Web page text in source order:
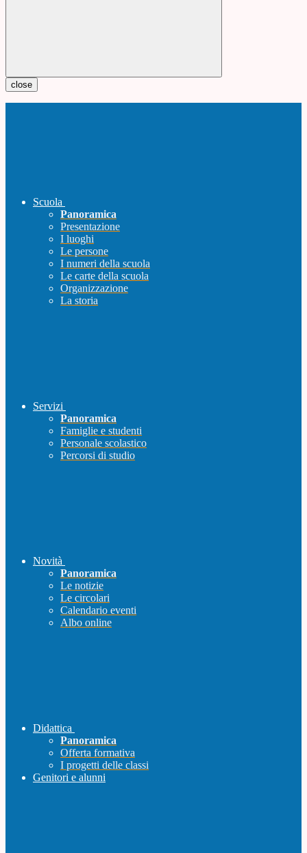
close
Scuola
Panoramica
Presentazione
I luoghi
Le persone
I numeri della scuola
Le carte della scuola
Organizzazione
La storia
Servizi
Panoramica
Famiglie e studenti
Personale scolastico
Percorsi di studio
Novità
Panoramica
Le notizie
Le circolari
Calendario eventi
Albo online
Didattica
Panoramica
Offerta formativa
I progetti delle classi
Genitori e alunni